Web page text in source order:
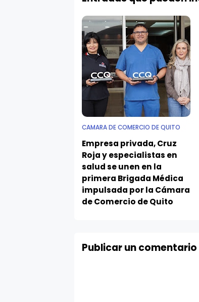
CAMARA DE COMERCIO DE QUITO
Empresa privada, Cruz
Roja y especialistas en
salud se unen en la
primera Brigada Médica
impulsada por la Cámara
de Comercio de Quito
Publicar un comentario